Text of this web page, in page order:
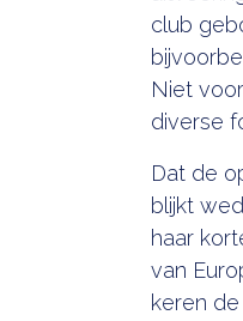
club
Niet
diverse
Dat de
blijkt
haar
van
keren